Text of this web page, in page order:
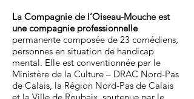
La Compagnie de l’Oiseau-Mouche est
une compagnie professionnelle
permanente composée de 23 comédiens,
personnes en situation de handicap
mental. Elle est conventionnée par le
Ministère de la Culture – DRAC Nord-Pas
de Calais, la Région Nord-Pas de Calais